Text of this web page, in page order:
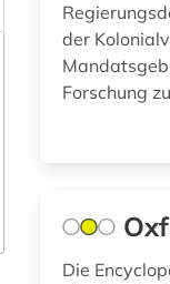
der
Forschung
Die